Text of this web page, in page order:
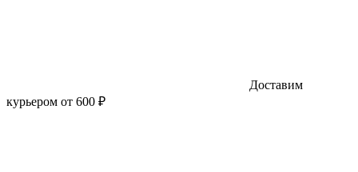
Доставим
курьером от 600 ₽